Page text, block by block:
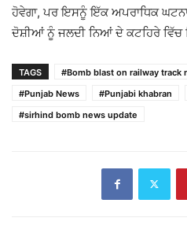
ਹੋਵੇਗਾ, ਪਰ ਇਸਨੂੰ ਇੱਕ ਅਪਰਾਧਿਕ
ਦੋਸ਼ੀਆਂ ਨੂੰ ਜਲਦੀ ਨਿਆਂ ਦੇ ਕਟਹਿਰੇ ਵਿੱਚ
TAGS #Bomb blast on railway track
#Punjab News
#Punjabi khabran
#sirhind bomb news update